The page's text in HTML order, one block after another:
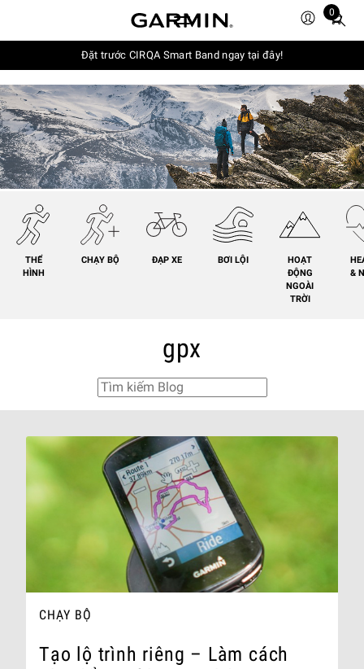
0
Total
cart:
0
Đặt trước CIRQA Smart Band ngay tại đây!
THỂ
HÌNH
CHẠY BỘ ĐẠP XE BƠI LỘI
HOẠT
ĐỘNG
NGOÀI
TRỜI
&
gpx
CHẠY BỘ
Tạo lộ trình riêng – Làm cách